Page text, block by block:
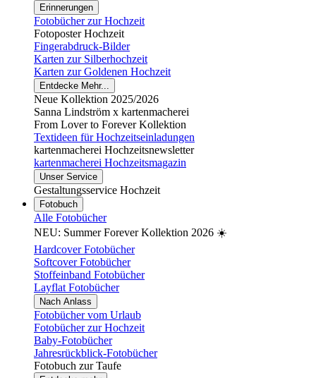
Erinnerungen
Fotobücher zur Hochzeit
Fotoposter Hochzeit
Fingerabdruck-Bilder
Karten zur Silberhochzeit
Karten zur Goldenen Hochzeit
Entdecke Mehr...
Neue Kollektion 2025/2026
Sanna Lindström x kartenmacherei
From Lover to Forever Kollektion
Textideen für Hochzeitseinladungen
kartenmacherei Hochzeitsnewsletter
kartenmacherei Hochzeitsmagazin
Unser Service
Gestaltungsservice Hochzeit
Fotobuch
Alle Fotobücher
NEU: Summer Forever Kollektion 2026 ☀️
Hardcover Fotobücher
Softcover Fotobücher
Stoffeinband Fotobücher
Layflat Fotobücher
Nach Anlass
Fotobücher vom Urlaub
Fotobücher zur Hochzeit
Baby-Fotobücher
Jahresrückblick-Fotobücher
Fotobuch zur Taufe